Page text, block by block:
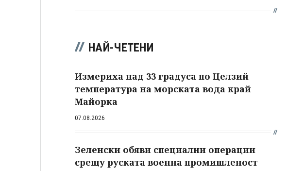
НАЙ-ЧЕТЕНИ
Измериха над 33 градуса по Целзий
температура на морската вода край
Майорка
07.08.2026
Зеленски обяви специални операции
срещу руската военна промишленост